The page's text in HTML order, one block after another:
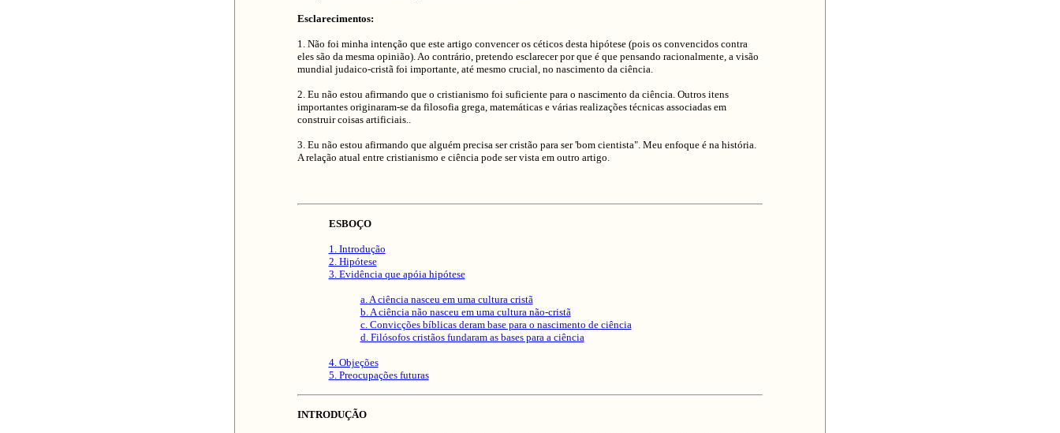
Esclarecimentos:
1. Não foi minha intenção que este artigo convencer os céticos desta hipótese (pois os convencidos contra
eles são da mesma opinião). Ao contrário, pretendo esclarecer por que é que pensando racionalmente, a visão
mundial judaico-cristã foi importante, até mesmo crucial, no nascimento da ciência.
2. Eu não estou afirmando que o cristianismo foi suficiente para o nascimento da ciência. Outros itens
importantes originaram-se da filosofia grega, matemáticas e várias realizações técnicas associadas em
construir coisas artificiais..
3. Eu não estou afirmando que alguém precisa ser cristão para ser 'bom cientista". Meu enfoque é na história.
A relação atual entre cristianismo e ciência pode ser vista em outro artigo.
ESBOÇO
1. Introdução
2. Hipótese
3. Evidência que apóia hipótese
a. A ciência nasceu em uma cultura cristã
b. A ciência não nasceu em uma cultura não-cristã
c. Convicções bíblicas deram base para o nascimento de ciência
d. Filósofos cristãos fundaram as bases para a ciência
4. Objeções
5. Preocupações futuras
INTRODUÇÃO